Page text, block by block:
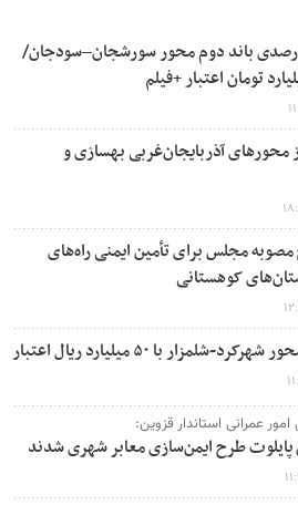
۳۵ درصدی باند دوم محور سورشجان–سودجان/
از محورهای آذربایجان‌غربی بهسازی و
مجلس برای تأمین ایمنی راه‌های
کوهستانی
شلمزار با ۵۰ میلیارد ریال اعتبار
عمرانی استاندار قزوین:
طرح ایمن‌سازی معابر شهری شدند